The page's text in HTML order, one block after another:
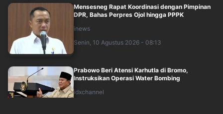
Mensesneg Rapat Koordinasi dengan Pimpinan
DPR, Bahas Perpres Ojol hingga PPPK
inews
Senin, 10 Agustus 2026 - 08:13
Prabowo Beri Atensi Karhutla di Bromo,
Instruksikan Operasi Water Bombing
idxchannel